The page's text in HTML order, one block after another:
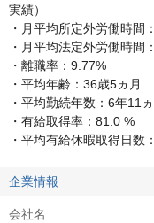
実績）
・月平均所定外労働時間
・月平均法定外労働時間
・離職率：9.77%
・平均年齢：36歳5ヵ月
・平均勤続年数：6年11
・有給取得率：81.0 %
・平均有給休暇取得日数
企業情報
会社名